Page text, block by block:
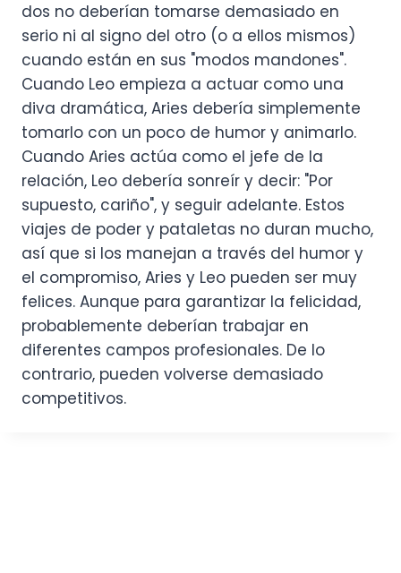
dos no deberían tomarse demasiado en
serio ni al signo del otro (o a ellos mismos)
cuando están en sus "modos mandones".
Cuando Leo empieza a actuar como una
diva dramática, Aries debería simplemente
tomarlo con un poco de humor y animarlo.
Cuando Aries actúa como el jefe de la
relación, Leo debería sonreír y decir: "Por
supuesto, cariño", y seguir adelante. Estos
viajes de poder y pataletas no duran mucho,
así que si los manejan a través del humor y
el compromiso, Aries y Leo pueden ser muy
felices. Aunque para garantizar la felicidad,
probablemente deberían trabajar en
diferentes campos profesionales. De lo
contrario, pueden volverse demasiado
competitivos.